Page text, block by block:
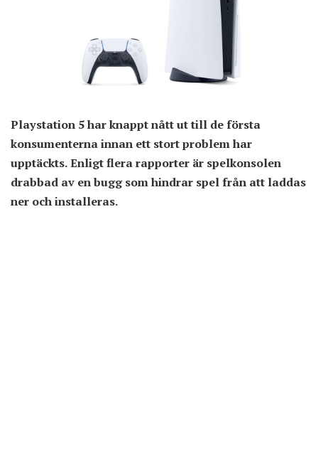
Playstation 5 har knappt nått ut till de första
konsumenterna innan ett stort problem har
upptäckts. Enligt flera rapporter är spelkonsolen
drabbad av en bugg som hindrar spel från att laddas
ner och installeras.